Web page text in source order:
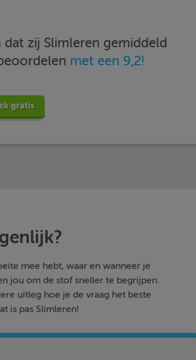
dat zij Slimleren gemiddeld
met een 9,2!
gratis
mee hebt, waar en wanneer je
jou om de stof sneller te begrijpen.
uitleg hoe je de vraag het beste
is pas Slimleren!